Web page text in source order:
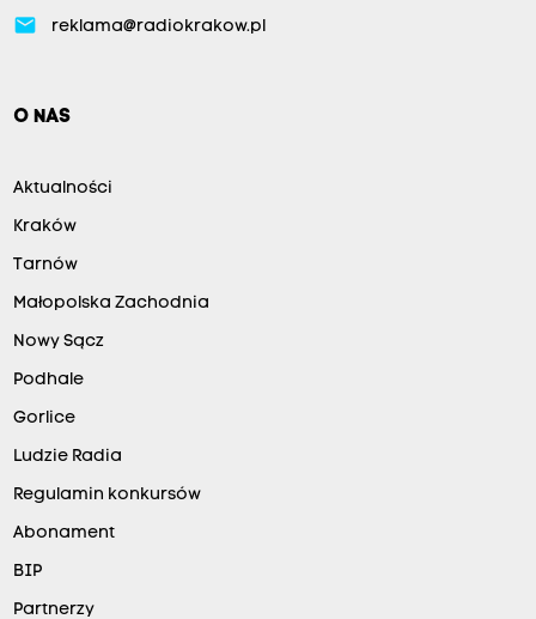
email reklama@radiokrakow.pl
O NAS
Aktualności
Kraków
Tarnów
Małopolska Zachodnia
Nowy Sącz
Podhale
Gorlice
Ludzie Radia
Regulamin konkursów
Abonament
BIP
Partnerzy